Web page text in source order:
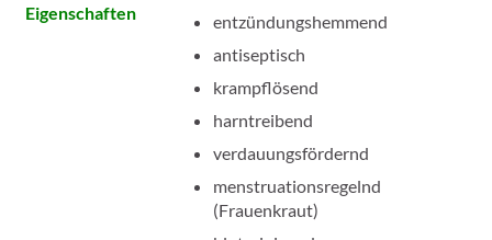
Eigenschaften
entzündungshemmend
antiseptisch
krampflösend
harntreibend
verdauungsfördernd
menstruationsregelnd
(Frauenkraut)